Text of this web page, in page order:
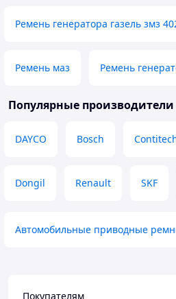
Ремень генератора газель змз
Ремень маз Ремень
Популярные производители
DAYCO Bosch
Dongil Renault SKF
Автомобильные приводные
Покупателям